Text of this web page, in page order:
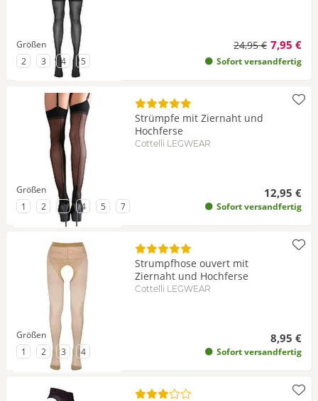
24,95 € 7,95 €
Sofort versandfertig
Größen
zu Größe
2 zu Größe
3 zu Größe
4 zu Größe
5
Strümpfe mit Ziernaht und
Hochferse
Cottelli LEGWEAR
12,95 €
Sofort versandfertig
Größen
zu Größe
1 zu Größe
2 zu Größe
3 zu Größe
4 zu Größe
5 zu Größe
7
Strumpfhose ouvert mit
Ziernaht und Hochferse
Cottelli LEGWEAR
8,95 €
Sofort versandfertig
Größen
zu Größe
1 zu Größe
2 zu Größe
3 zu Größe
4